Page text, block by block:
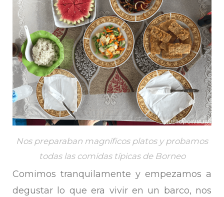
Nos preparaban magníficos platos y probamos
todas las comidas típicas de Borneo
Comimos tranquilamente y empezamos a
degustar lo que era vivir en un barco, nos